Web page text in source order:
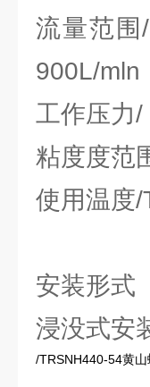
流量范
900L/mln
工作压
粘度度
使用温度
安装形式
浸没式安
/TRSNH440-54黄